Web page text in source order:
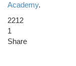
Academy.
2212
1
Share